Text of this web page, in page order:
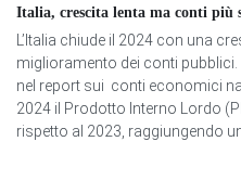
Italia, crescita lenta ma conti più
L’Italia chiude il 2024 con una
miglioramento dei conti pubblici.
nel report sui conti economici
2024 il Prodotto Interno Lordo
rispetto al 2023, raggiungendo